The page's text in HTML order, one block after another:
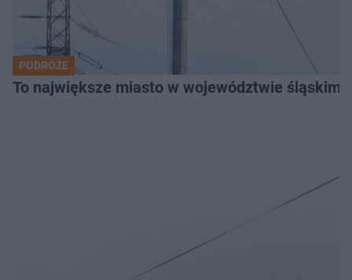
PODRÓŻE
To największe miasto w województwie